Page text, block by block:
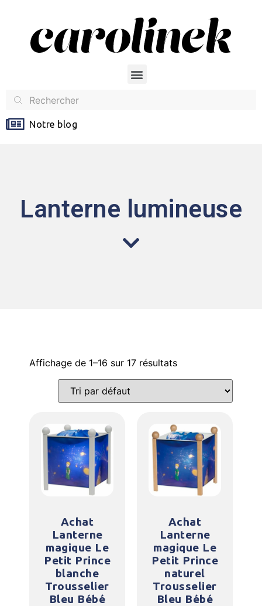
Notre blog
Lanterne lumineuse
Affichage de 1–16 sur 17 résultats
Achat
Lanterne
magique Le
Petit Prince
blanche
Trousselier
Bleu Bébé
Achat
Lanterne
magique Le
Petit Prince
naturel
Trousselier
Bleu Bébé